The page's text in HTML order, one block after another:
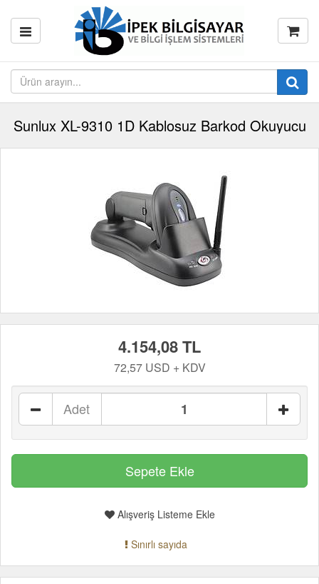
Sunlux XL-9310 1D Kablosuz Barkod Okuyucu
4.154,08 TL
72,57 USD + KDV
Adet
Alışveriş Listeme Ekle
Sınırlı sayıda